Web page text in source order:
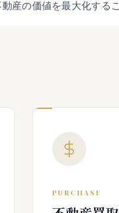
産の価値を最大化する
PURCHASE